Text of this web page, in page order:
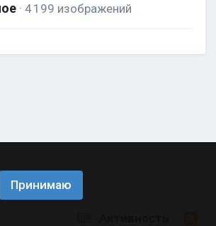
· 4 199 изображений
Принимаю